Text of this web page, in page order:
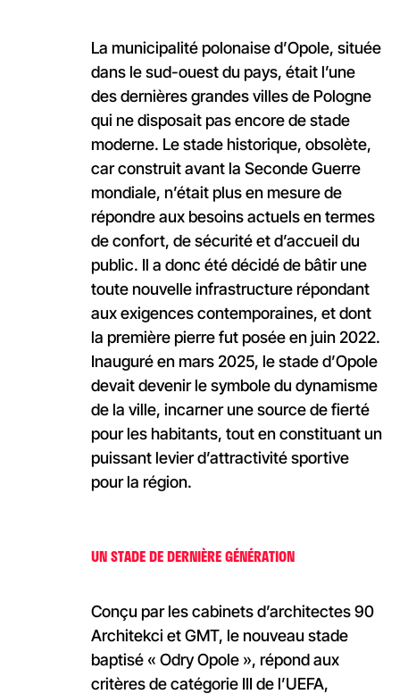
La municipalité polonaise d’Opole, située
dans le sud-ouest du pays, était l’une
des dernières grandes villes de Pologne
qui ne disposait pas encore de stade
moderne. Le stade historique, obsolète,
car construit avant la Seconde Guerre
mondiale, n’était plus en mesure de
répondre aux besoins actuels en termes
de confort, de sécurité et d’accueil du
public. Il a donc été décidé de bâtir une
toute nouvelle infrastructure répondant
aux exigences contemporaines, et dont
la première pierre fut posée en juin 2022.
Inauguré en mars 2025, le stade d’Opole
devait devenir le symbole du dynamisme
de la ville, incarner une source de fierté
pour les habitants, tout en constituant un
puissant levier d’attractivité sportive
pour la région.
UN STADE DE DERNIÈRE GÉNÉRATION
Conçu par les cabinets d’architectes 90
Architekci et GMT, le nouveau stade
baptisé « Odry Opole », répond aux
critères de catégorie III de l’UEFA,